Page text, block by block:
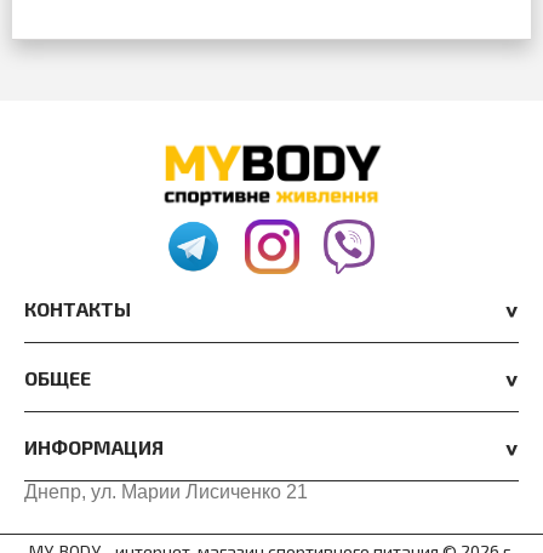
КОНТАКТЫ
ОБЩЕЕ
ИНФОРМАЦИЯ
Днепр, ул. Марии Лисиченко 21